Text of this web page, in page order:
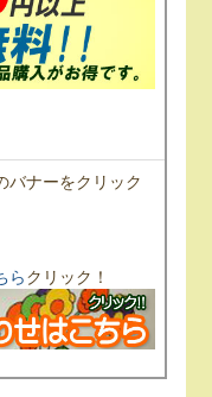
バナーをクリック
らクリック！